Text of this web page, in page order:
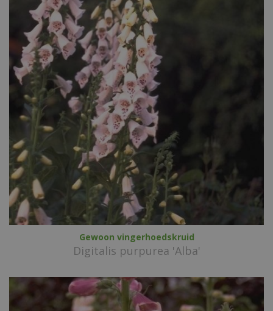
Gewoon vingerhoedskruid
Digitalis purpurea 'Alba'